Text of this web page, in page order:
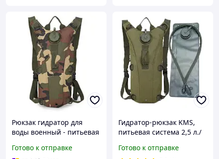
Рюкзак гидратор для
воды военный - питьевая
(Jungle camouflage) -
Готово к отправке
Гидратор-рюкзак KMS,
питьевая система 2,5 л./
Готово к отправке